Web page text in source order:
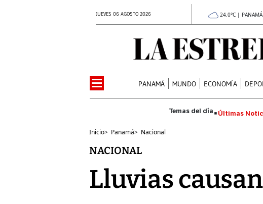
JUEVES 06 AGOSTO 2026 24.0°C | PANAMÁ
PANAMÁ MUNDO ECONOMÍA
Últimas
Inicio> Panamá> Nacional
NACIONAL
Lluvias